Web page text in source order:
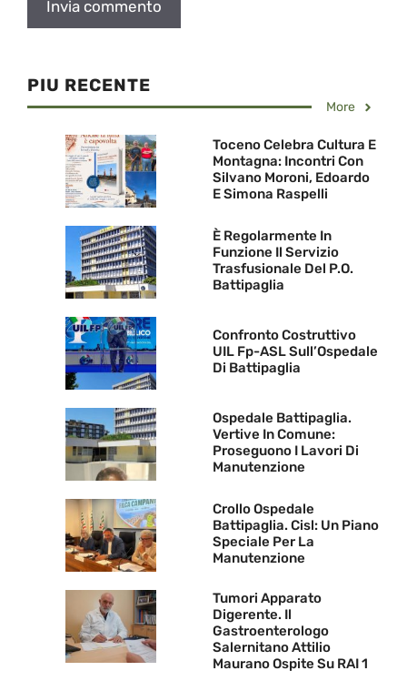
PIU RECENTE
More
Toceno Celebra Cultura E
Montagna: Incontri Con
Silvano Moroni, Edoardo
E Simona Raspelli
È Regolarmente In
Funzione Il Servizio
Trasfusionale Del P.O.
Battipaglia
Confronto Costruttivo
UIL Fp-ASL Sull’Ospedale
Di Battipaglia
Ospedale Battipaglia.
Vertive In Comune:
Proseguono I Lavori Di
Manutenzione
Crollo Ospedale
Battipaglia. Cisl: Un Piano
Speciale Per La
Manutenzione
Tumori Apparato
Digerente. Il
Gastroenterologo
Salernitano Attilio
Maurano Ospite Su RAI 1